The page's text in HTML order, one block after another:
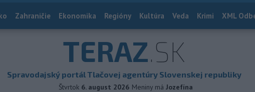
Zahraničie Ekonomika Regióny Kultúra Veda Krimi XML
TERAZ.SK
Spravodajský portál Tlačovej agentúry Slovenskej republiky
Štvrtok 6. august 2026 Meniny má Jozefína